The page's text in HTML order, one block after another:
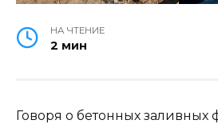
НА ЧТЕНИЕ
2 мин
Говоря о бетонных заливных